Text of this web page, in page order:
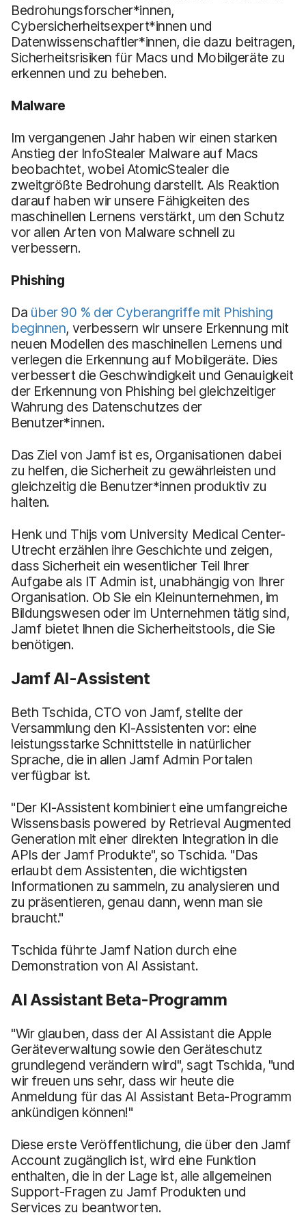
Bedrohungsforscher*innen,
Cybersicherheitsexpert*innen und
Datenwissenschaftler*innen, die dazu beitragen,
Sicherheitsrisiken für Macs und Mobilgeräte zu
erkennen und zu beheben.
Malware
Im vergangenen Jahr haben wir einen starken
Anstieg der InfoStealer Malware auf Macs
beobachtet, wobei AtomicStealer die
zweitgrößte Bedrohung darstellt. Als Reaktion
darauf haben wir unsere Fähigkeiten des
maschinellen Lernens verstärkt, um den Schutz
vor allen Arten von Malware schnell zu
verbessern.
Phishing
Da über 90 % der Cyberangriffe mit Phishing
beginnen, verbessern wir unsere Erkennung mit
neuen Modellen des maschinellen Lernens und
verlegen die Erkennung auf Mobilgeräte. Dies
verbessert die Geschwindigkeit und Genauigkeit
der Erkennung von Phishing bei gleichzeitiger
Wahrung des Datenschutzes der
Benutzer*innen.
Das Ziel von Jamf ist es, Organisationen dabei
zu helfen, die Sicherheit zu gewährleisten und
gleichzeitig die Benutzer*innen produktiv zu
halten.
Henk und Thijs vom University Medical Center-
Utrecht erzählen ihre Geschichte und zeigen,
dass Sicherheit ein wesentlicher Teil Ihrer
Aufgabe als IT Admin ist, unabhängig von Ihrer
Organisation. Ob Sie ein Kleinunternehmen, im
Bildungswesen oder im Unternehmen tätig sind,
Jamf bietet Ihnen die Sicherheitstools, die Sie
benötigen.
Jamf AI-Assistent
Beth Tschida, CTO von Jamf, stellte der
Versammlung den KI-Assistenten vor: eine
leistungsstarke Schnittstelle in natürlicher
Sprache, die in allen Jamf Admin Portalen
verfügbar ist.
"Der KI-Assistent kombiniert eine umfangreiche
Wissensbasis powered by Retrieval Augmented
Generation mit einer direkten Integration in die
APIs der Jamf Produkte", so Tschida. "Das
erlaubt dem Assistenten, die wichtigsten
Informationen zu sammeln, zu analysieren und
zu präsentieren, genau dann, wenn man sie
braucht."
Tschida führte Jamf Nation durch eine
Demonstration von AI Assistant.
AI Assistant Beta-Programm
"Wir glauben, dass der AI Assistant die Apple
Geräteverwaltung sowie den Geräteschutz
grundlegend verändern wird", sagt Tschida, "und
wir freuen uns sehr, dass wir heute die
Anmeldung für das AI Assistant Beta-Programm
ankündigen können!"
Diese erste Veröffentlichung, die über den Jamf
Account zugänglich ist, wird eine Funktion
enthalten, die in der Lage ist, alle allgemeinen
Support-Fragen zu Jamf Produkten und
Services zu beantworten.